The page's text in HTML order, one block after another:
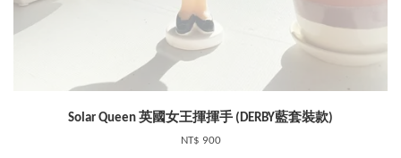
Solar Queen 英國女王揮揮手 (DERBY藍套裝款)
NT$ 900